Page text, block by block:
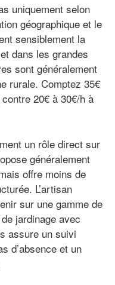
uniquement selon
géographique et le
sensiblement la
dans les grandes
sont généralement
rurale. Comptez 35€
20€ à 30€/h à
un rôle direct sur
généralement
offre moins de
L’artisan
sur une gamme de
jardinage avec
assure un suivi
d’absence et un